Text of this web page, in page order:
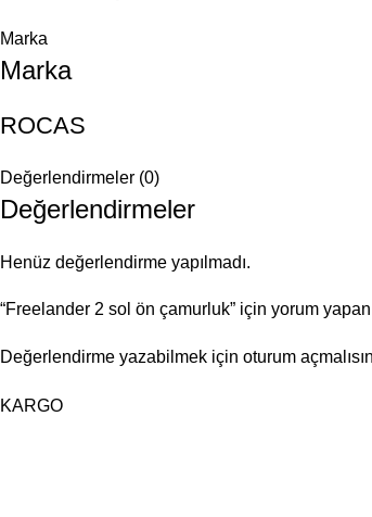
Marka
Marka
ROCAS
Değerlendirmeler (0)
Değerlendirmeler
Henüz değerlendirme yapılmadı.
“Freelander 2 sol ön çamurluk” için yorum
Değerlendirme yazabilmek için oturum
KARGO